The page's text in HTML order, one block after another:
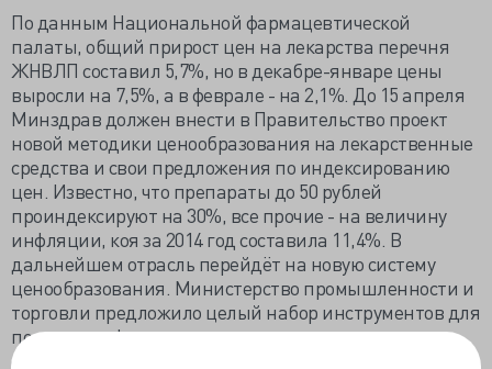
По данным Национальной фармацевтической
палаты, общий прирост цен на лекарства перечня
ЖНВЛП составил 5,7%, но в декабре-январе цены
выросли на 7,5%, а в феврале - на 2,1%. До 15 апреля
Минздрав должен внести в Правительство проект
новой методики ценообразования на лекарственные
средства и свои предложения по индексированию
цен. Известно, что препараты до 50 рублей
проиндексируют на 30%, все прочие - на величину
инфляции, коя за 2014 год составила 11,4%. В
дальнейшем отрасль перейдёт на новую систему
ценообразования. Министерство промышленности и
торговли предложило целый набор инструментов для
поддержки фарминдустрии и населения:
субсидирование процентной ставки по кредитам,